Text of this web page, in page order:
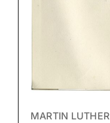
MARTIN LUTHER